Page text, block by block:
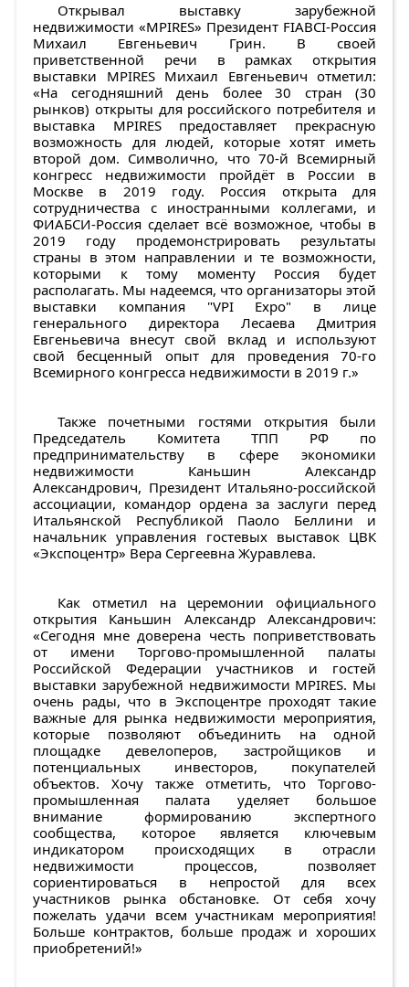
Открывал выставку зарубежной
недвижимости «MPIRES» Президент FIABCI-Россия
Михаил Евгеньевич Грин. В своей
приветственной речи в рамках открытия
выставки MPIRES Михаил Евгеньевич отметил:
«На сегодняшний день более 30 стран (30
рынков) открыты для российского потребителя и
выставка MPIRES предоставляет прекрасную
возможность для людей, которые хотят иметь
второй дом. Символично, что 70-й Всемирный
конгресс недвижимости пройдёт в России в
Москве в 2019 году. Россия открыта для
сотрудничества с иностранными коллегами, и
ФИАБСИ-Россия сделает всё возможное, чтобы в
2019 году продемонстрировать результаты
страны в этом направлении и те возможности,
которыми к тому моменту Россия будет
располагать. Мы надеемся, что организаторы этой
выставки компания "VPI Expo" в лице
генерального директора Лесаева Дмитрия
Евгеньевича внесут свой вклад и используют
свой бесценный опыт для проведения 70-го
Всемирного конгресса недвижимости в 2019 г.»
Также почетными гостями открытия были
Председатель Комитета ТПП РФ по
предпринимательству в сфере экономики
недвижимости Каньшин Александр
Александрович, Президент Итальяно-российской
ассоциации, командор ордена за заслуги перед
Итальянской Республикой Паоло Беллини и
начальник управления гостевых выставок ЦВК
«Экспоцентр» Вера Сергеевна Журавлева.
Как отметил на церемонии официального
открытия Каньшин Александр Александрович:
«Сегодня мне доверена честь поприветствовать
от имени Торгово-промышленной палаты
Российской Федерации участников и гостей
выставки зарубежной недвижимости MPIRES. Мы
очень рады, что в Экспоцентре проходят такие
важные для рынка недвижимости мероприятия,
которые позволяют объединить на одной
площадке девелоперов, застройщиков и
потенциальных инвесторов, покупателей
объектов. Хочу также отметить, что Торгово-
промышленная палата уделяет большое
внимание формированию экспертного
сообщества, которое является ключевым
индикатором происходящих в отрасли
недвижимости процессов, позволяет
сориентироваться в непростой для всех
участников рынка обстановке. От себя хочу
пожелать удачи всем участникам мероприятия!
Больше контрактов, больше продаж и хороших
приобретений!»